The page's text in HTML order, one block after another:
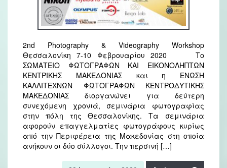
2nd Photography & Videography Workshop
Θεσσαλονίκη 7-10 Φεβρουαρίου 2020 Το
ΣΩΜΑΤΕΙΟ ΦΩΤΟΓΡΑΦΩΝ ΚΑΙ ΕΙΚΟΝΟΛΗΠΤΩΝ
ΚΕΝΤΡΙΚΗΣ ΜΑΚΕΔΟΝΙΑΣ και η ΕΝΩΣΗ
ΚΑΛΛΙΤΕΧΝΩΝ ΦΩΤΟΓΡΑΦΩΝ ΚΕΝΤΡΟΔΥΤΙΚΗΣ
ΜΑΚΕΔΟΝΙΑΣ διοργανώνει για δεύτερη
συνεχόμενη χρονιά, σεμινάρια φωτογραφίας
στην πόλη της Θεσσαλονίκης. Τα σεμινάρια
αφορούν επαγγελματίες φωτογράφους κυρίως
από την Περιφέρεια της Μακεδονίας στη οποία
ανήκουν οι δύο σύλλογοι. Την περσινή […]